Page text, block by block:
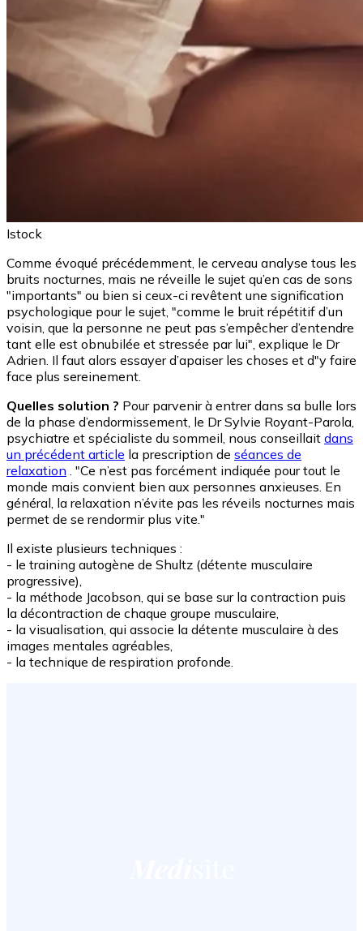
Istock
Comme évoqué précédemment, le cerveau analyse tous les
bruits nocturnes, mais ne réveille le sujet qu’en cas de sons
"importants" ou bien si ceux-ci revêtent une signification
psychologique pour le sujet, "comme le bruit répétitif d’un
voisin, que la personne ne peut pas s’empêcher d’entendre
tant elle est obnubilée et stressée par lui", explique le Dr
Adrien. Il faut alors essayer d’apaiser les choses et d"y faire
face plus sereinement.
Quelles solution ? Pour parvenir à entrer dans sa bulle lors
de la phase d’endormissement, le Dr Sylvie Royant-Parola,
psychiatre et spécialiste du sommeil, nous conseillait dans
un précédent article la prescription de séances de
relaxation . "Ce n’est pas forcément indiquée pour tout le
monde mais convient bien aux personnes anxieuses. En
général, la relaxation n’évite pas les réveils nocturnes mais
permet de se rendormir plus vite."
Il existe plusieurs techniques :
- le training autogène de Shultz (détente musculaire
progressive),
- la méthode Jacobson, qui se base sur la contraction puis
la décontraction de chaque groupe musculaire,
- la visualisation, qui associe la détente musculaire à des
images mentales agréables,
- la technique de respiration profonde.